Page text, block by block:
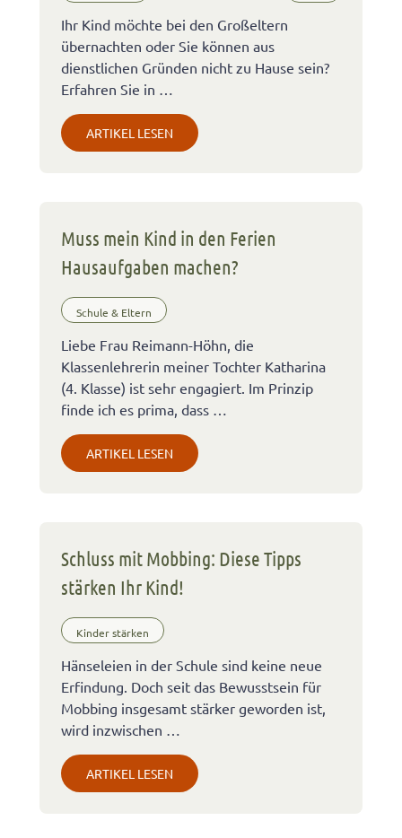
Ihr Kind möchte bei den Großeltern
übernachten oder Sie können aus
dienstlichen Gründen nicht zu Hause sein?
Erfahren Sie in …
ARTIKEL LESEN
Muss mein Kind in den Ferien
Hausaufgaben machen?
Schule & Eltern
Liebe Frau Reimann-Höhn, die
Klassenlehrerin meiner Tochter Katharina
(4. Klasse) ist sehr engagiert. Im Prinzip
finde ich es prima, dass …
ARTIKEL LESEN
Schluss mit Mobbing: Diese Tipps
stärken Ihr Kind!
Kinder stärken
Hänseleien in der Schule sind keine neue
Erfindung. Doch seit das Bewusstsein für
Mobbing insgesamt stärker geworden ist,
wird inzwischen …
ARTIKEL LESEN